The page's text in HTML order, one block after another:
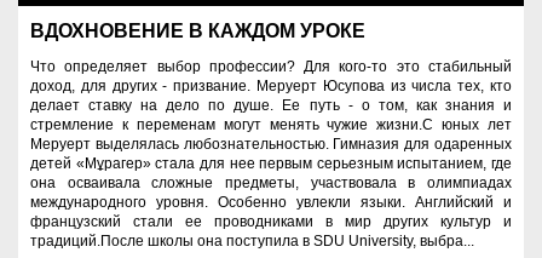
ВДОХНОВЕНИЕ В КАЖДОМ УРОКЕ
Что определяет выбор профессии? Для кого-то это стабильный
доход, для других - призвание. Меруерт Юсупова из числа тех, кто
делает ставку на дело по душе. Ее путь - о том, как знания и
стремление к переменам могут менять чужие жизни.С юных лет
Меруерт выделялась любознательностью. Гимназия для одаренных
детей «Мұрагер» стала для нее первым серьезным испытанием, где
она осваивала сложные предметы, участвовала в олимпиадах
международного уровня. Особенно увлекли языки. Английский и
французский стали ее проводниками в мир других культур и
традиций.После школы она поступила в SDU University, выбра...